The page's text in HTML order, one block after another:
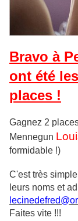
Bravo à
ont été
places !
Gagnez 2
Mennegun
formidable !)
C'est très
leurs noms et
Faites vite !!!